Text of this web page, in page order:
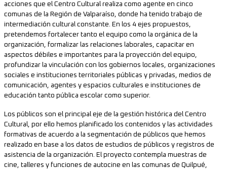
acciones que el Centro Cultural realiza como agente en cinco
comunas de la Región de Valparaíso, donde ha tenido trabajo de
intermediación cultural constante. En los 4 ejes propuestos,
pretendemos fortalecer tanto el equipo como la orgánica de la
organización, formalizar las relaciones laborales, capacitar en
aspectos débiles e importantes para la proyección del equipo,
profundizar la vinculación con los gobiernos locales, organizaciones
sociales e instituciones territoriales públicas y privadas, medios de
comunicación, agentes y espacios culturales e instituciones de
educación tanto pública escolar como superior.
Los públicos son el principal eje de la gestión histórica del Centro
Cultural, por ello hemos planificado los contenidos y las actividades
formativas de acuerdo a la segmentación de públicos que hemos
realizado en base a los datos de estudios de públicos y registros de
asistencia de la organización. El proyecto contempla muestras de
cine, talleres y funciones de autocine en las comunas de Quilpué,